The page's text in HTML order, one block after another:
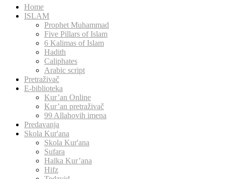
Home
ISLAM
Prophet Muhammad
Five Pillars of Islam
6 Kalimas of Islam
Hadith
Caliphates
Arabic script
Pretraživač
E-biblioteka
Kur’an Online
Kur’an pretraživač
99 Allahovih imena
Predavanja
Skola Kur'ana
Skola Kur'ana
Sufara
Halka Kur’ana
Hifz